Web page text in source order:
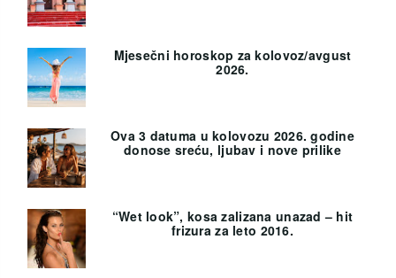
Mjesečni horoskop za kolovoz/avgust
2026.
Ova 3 datuma u kolovozu 2026. godine
donose sreću, ljubav i nove prilike
“Wet look”, kosa zalizana unazad – hit
frizura za leto 2016.